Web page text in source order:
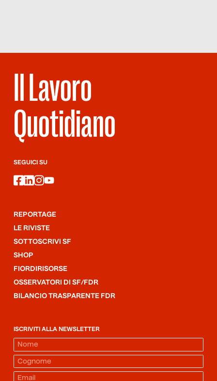
Il Lavoro
Quotidiano
SEGUICI SU
facebook
linkedin
instagram
youtube
REPORTAGE
LE RIVISTE
SOTTOSCRIVI SF
SHOP
FIORDIRISORSE
OSSERVATORI DI SF/FDR
BILANCIO TRASPARENTE FDR
ISCRIVITI ALLA NEWSLETTER